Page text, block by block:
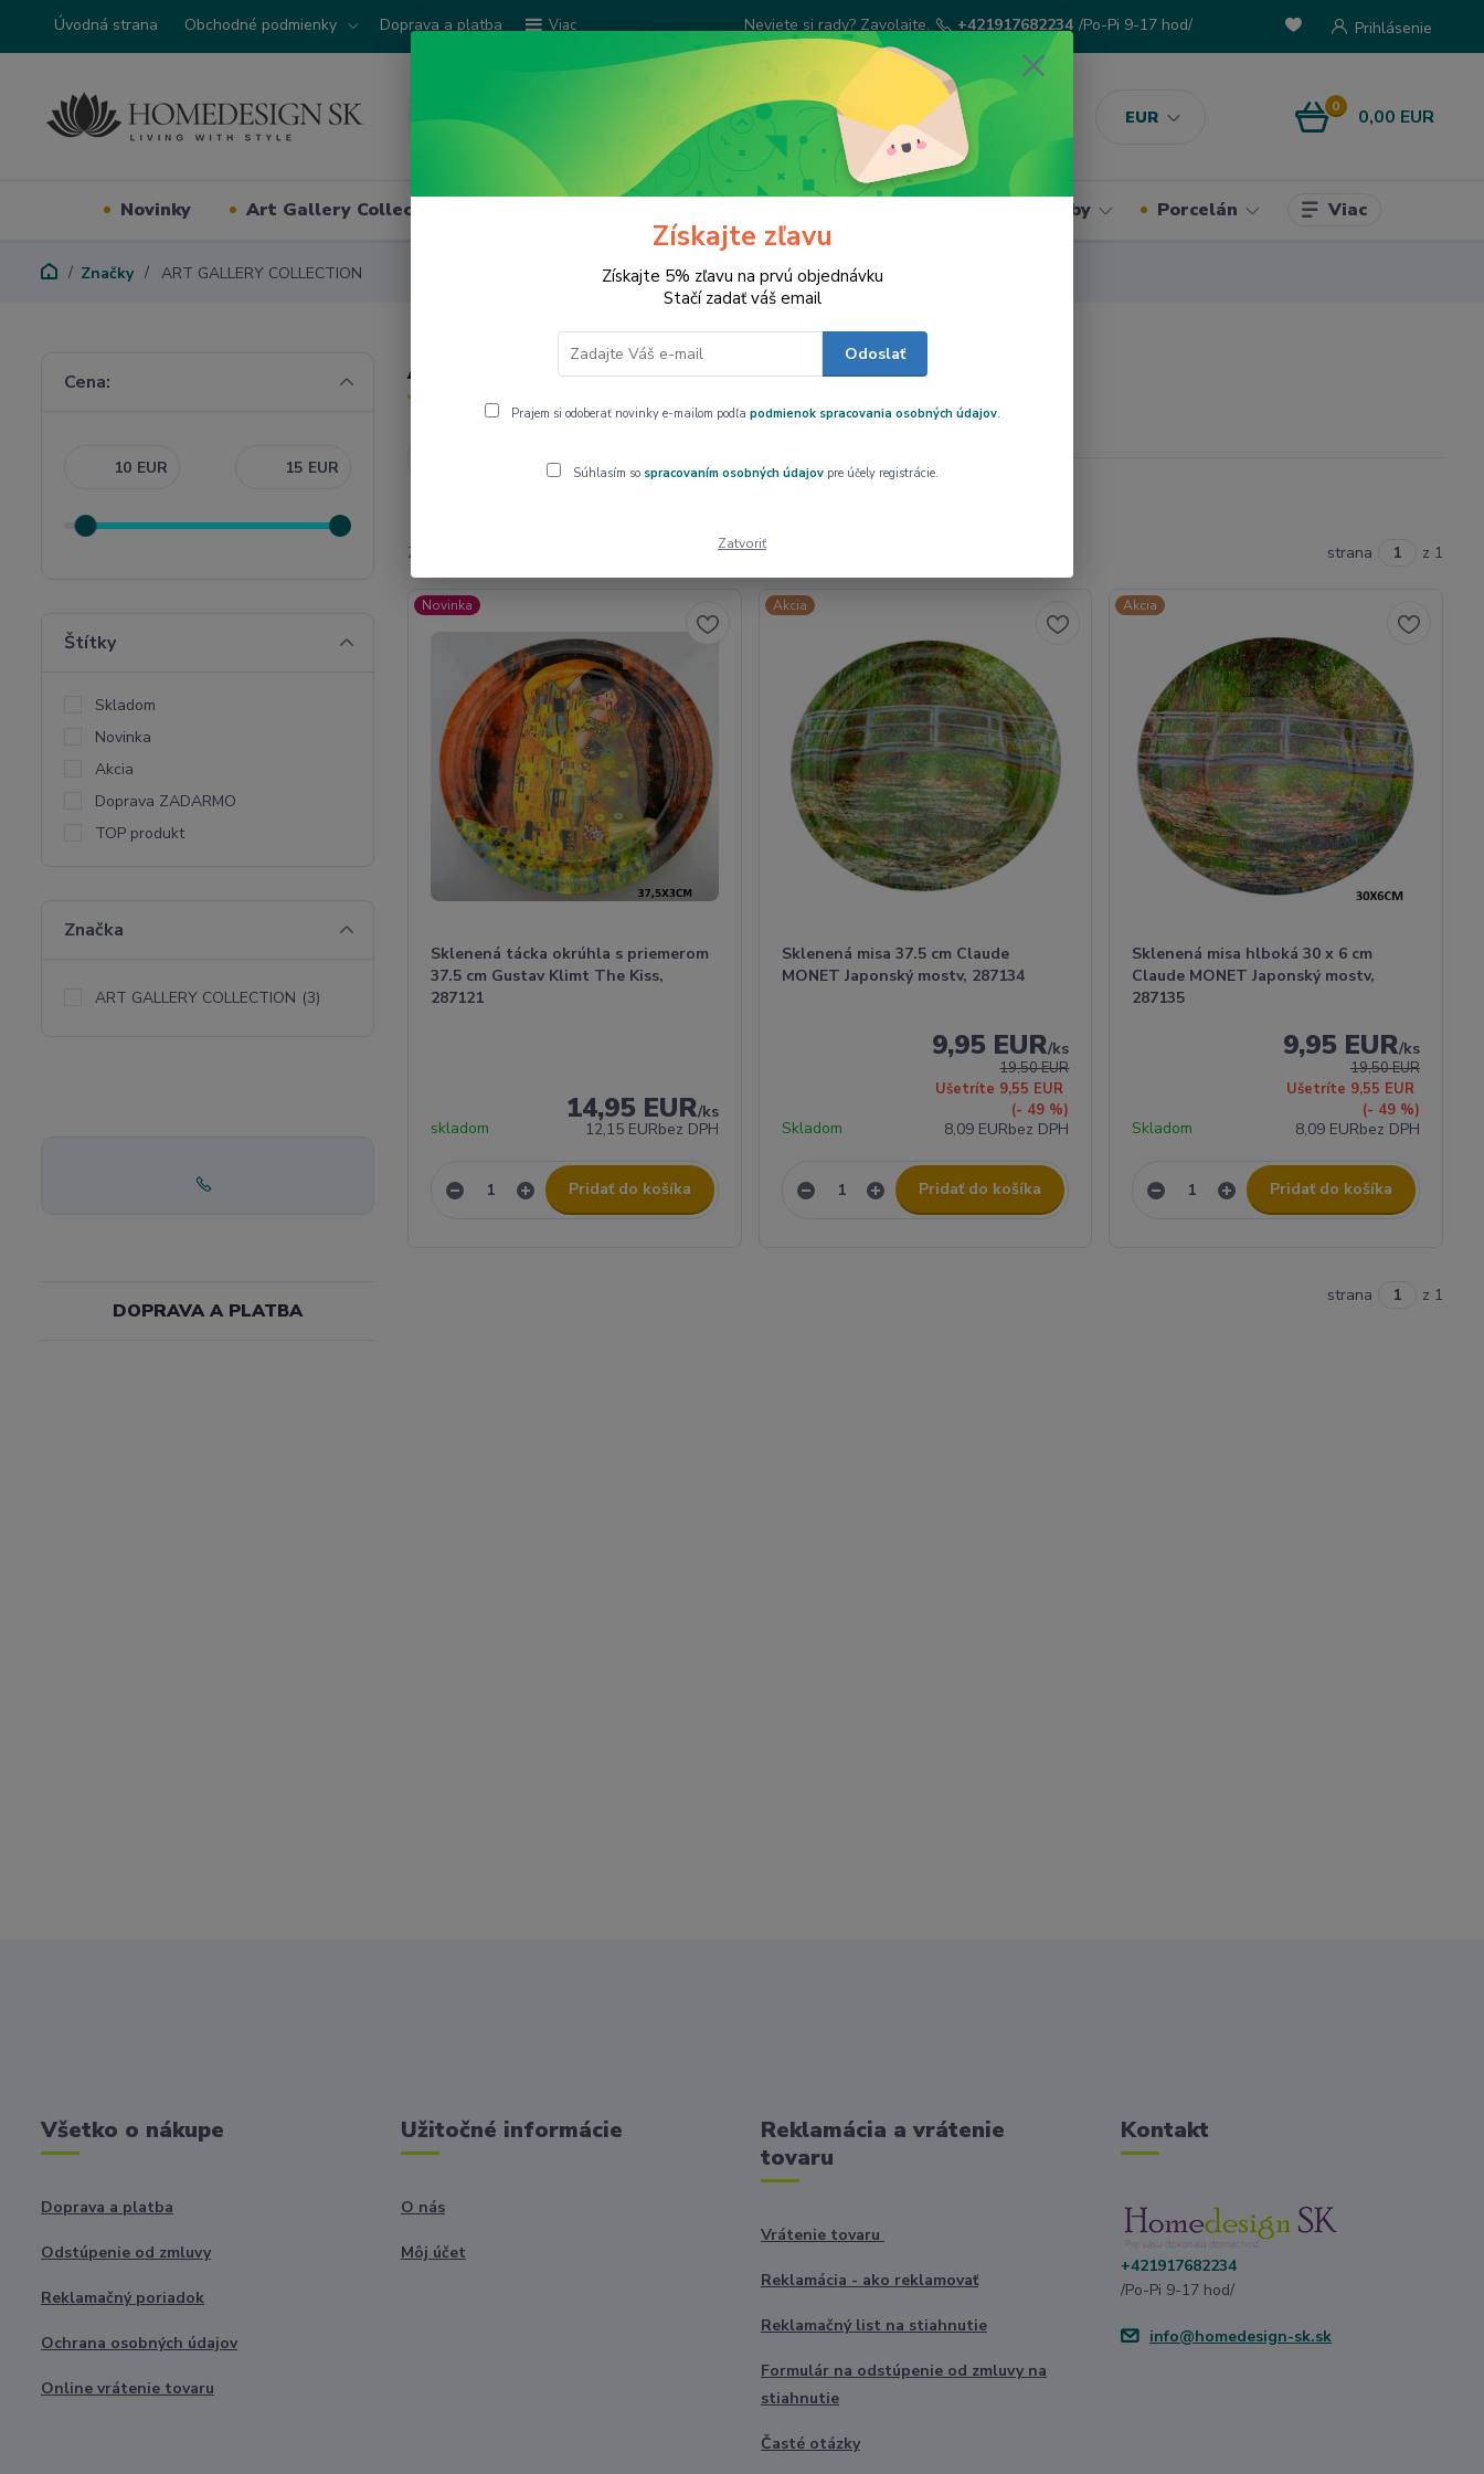
Úvodná strana Obchodné podmienky Doprava a platba Viac
EUR
Prihlásenie
Neviete si rady? Zavolajte. +421917682234 /Po-Pi 9-17 hod/
0 0,00 EUR
Novinky Art Gallery Collection Kuchynske potreby Porcelán Viac
Značky ART GALLERY COLLECTION
ART GALLERY COLLECTION
Najlacnejšie
Zobrazujem 1-3 z 3 strana z 1
Novinka
Sklenená tácka okrúhla s priemerom
37.5 cm Gustav Klimt The Kiss,
287121
14,95 EUR/ks
12,15 EURbez DPH
skladom
Pridať do košíka
Akcia
Sklenená misa 37.5 cm Claude
MONET Japonský mostv, 287134
19,50 EUR
Ušetríte 9,55 EUR
(- 49 %)
9,95 EUR/ks
8,09 EURbez DPH
Skladom
Pridať do košíka
Akcia
Sklenená misa hlboká 30 x 6 cm
Claude MONET Japonský mostv,
287135
19,50 EUR
Ušetríte 9,55 EUR
(- 49 %)
9,95 EUR/ks
8,09 EURbez DPH
Skladom
Pridať do košíka
strana z 1
Cena:
EUR EUR
Štítky
Skladom
Novinka
Akcia
Doprava ZADARMO
TOP produkt
Značka
ART GALLERY COLLECTION (3)
DOPRAVA A PLATBA
Všetko o nákupe
Doprava a platba
Odstúpenie od zmluvy
Reklamačný poriadok
Ochrana osobných údajov
Online vrátenie tovaru
Užitočné informácie
O nás
Môj účet
Reklamácia a vrátenie
tovaru
Vrátenie tovaru
Reklamácia - ako reklamovať
Reklamačný list na stiahnutie
Formulár na odstúpenie od zmluvy na
stiahnutie
Časté otázky
Kontakt
+421917682234
/Po-Pi 9-17 hod/
info@homedesign-sk.sk
Získajte zľavu
Získajte 5% zľavu na prvú objednávku
Stačí zadať váš email
Odoslať
Prajem si odoberať novinky e-mailom podľa podmienok spracovania osobných údajov.
Súhlasím so spracovaním osobných údajovpre účely registrácie.
Zatvoriť